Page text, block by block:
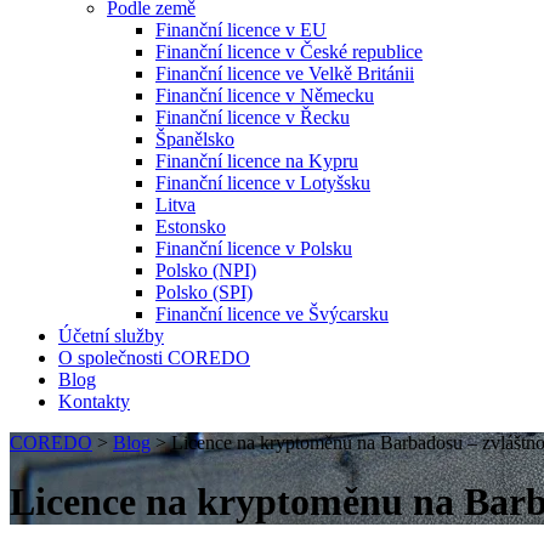
Podle země
Finanční licence v EU
Finanční licence v České republice
Finanční licence ve Velkě Británii
Finanční licence v Německu
Finanční licence v Řecku
Španělsko
Finanční licence na Kypru
Finanční licence v Lotyšsku
Litva
Estonsko
Finanční licence v Polsku
Polsko (NPI)
Polsko (SPI)
Finanční licence ve Švýcarsku
Účetní služby
O společnosti COREDO
Blog
Kontakty
COREDO > Blog >Licence na kryptoměnu na Barbadosu –
Licence na kryptoměnu na